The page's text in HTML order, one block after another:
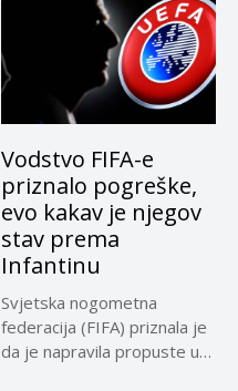
Vodstvo FIFA-e
priznalo pogreške,
evo kakav je njegov
stav prema
Infantinu
Svjetska nogometna
federacija (FIFA) priznala je
da je napravila propuste u